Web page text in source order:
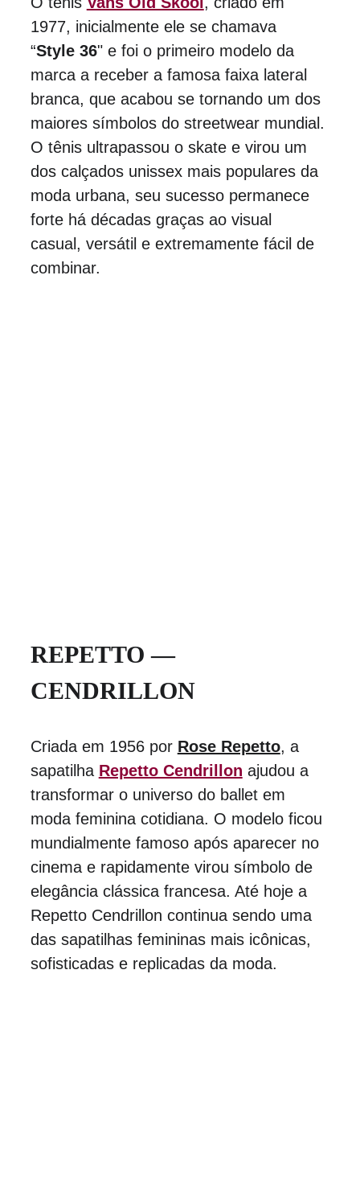
1977, inicialmente ele se chamava
“Style 36" e foi o primeiro modelo da
marca a receber a famosa faixa lateral
branca, que acabou se tornando um dos
maiores símbolos do streetwear mundial.
O tênis ultrapassou o skate e virou um
dos calçados unissex mais populares da
moda urbana, seu sucesso permanece
forte há décadas graças ao visual
casual, versátil e extremamente fácil de
combinar.
REPETTO —
CENDRILLON
Criada em 1956 por Rose Repetto, a
sapatilha Repetto Cendrillon ajudou a
transformar o universo do ballet em
moda feminina cotidiana. O modelo ficou
mundialmente famoso após aparecer no
cinema e rapidamente virou símbolo de
elegância clássica francesa. Até hoje a
Repetto Cendrillon continua sendo uma
das sapatilhas femininas mais icônicas,
sofisticadas e replicadas da moda.